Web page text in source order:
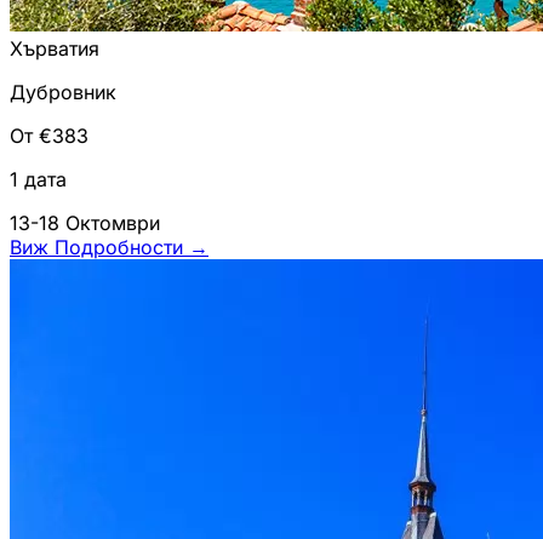
Хърватия
Дубровник
От €383
1 дата
13-18 Октомври
Виж Подробности →